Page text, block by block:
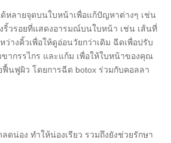
หลายจุดบนใบหน้าเพื่อแก้ปัญหาต่างๆ เช่น
ริ้วรอยที่แสดงอารมณ์บนใบหน้า เช่น เส้นที่
างคิ้วเพื่อให้ดูอ่อนวัยกว่าเดิม ฉีดเพื่อปรับ
ากรรไกร และแก้ม เพื่อให้ใบหน้าของคุณ
ฟื้นฟูผิว โดยการฉีด botox ร่วมกับคอลลา
ดน่อง ทำให้น่องเรียว รวมถึงยังช่วยรักษา